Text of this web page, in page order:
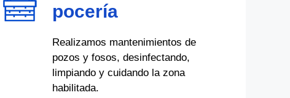
pocería
Realizamos mantenimientos de
pozos y fosos, desinfectando,
limpiando y cuidando la zona
habilitada.